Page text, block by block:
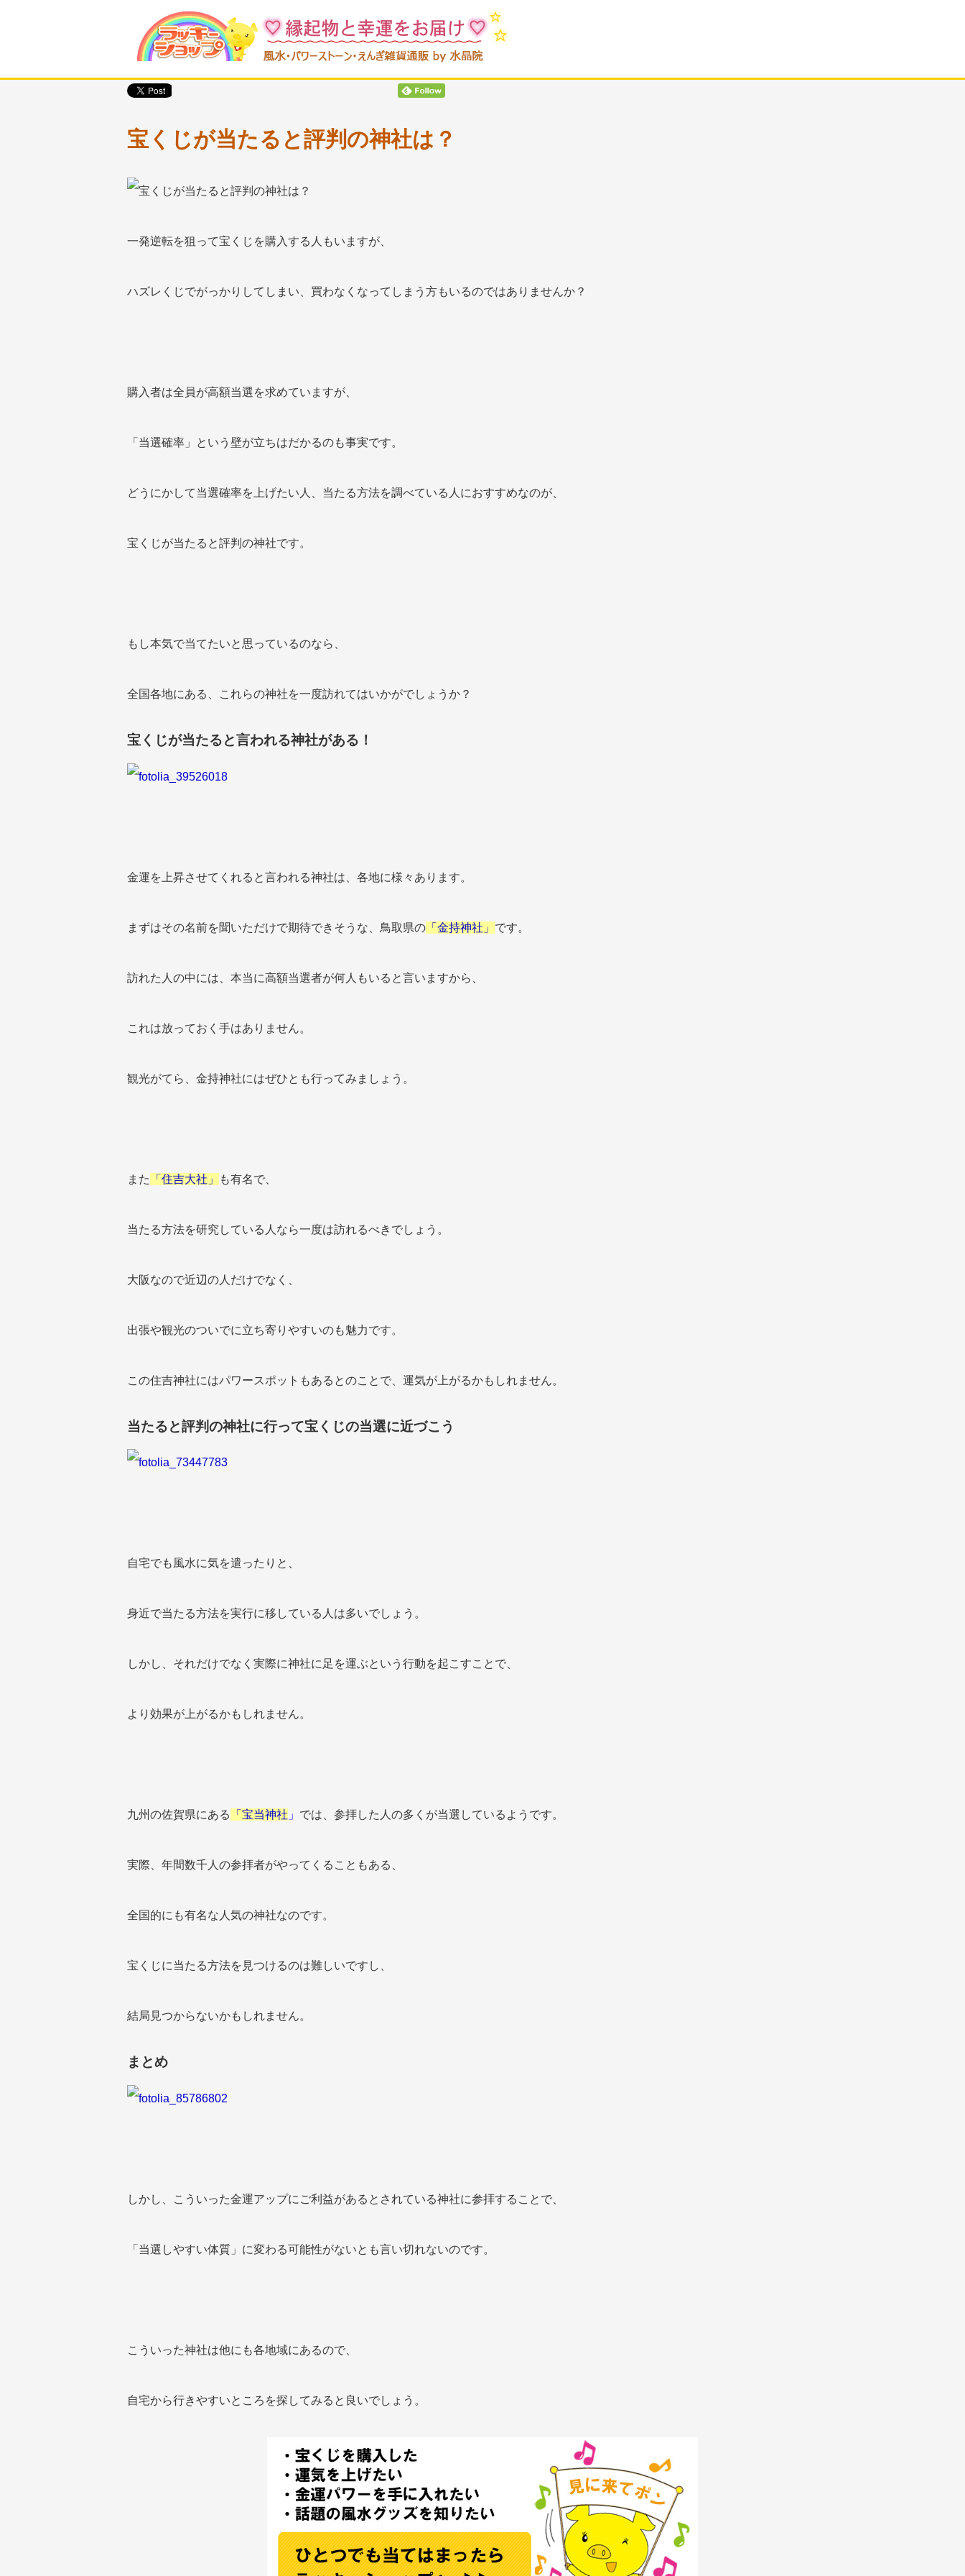
宝くじが当たると評判の神社は？
一発逆転を狙って宝くじを購入する人もいますが、
ハズレくじでがっかりしてしまい、買わなくなってしまう方もいるのではありませんか？
購入者は全員が高額当選を求めていますが、
「当選確率」という壁が立ちはだかるのも事実です。
どうにかして当選確率を上げたい人、当たる方法を調べている人におすすめなのが、
宝くじが当たると評判の神社です。
もし本気で当てたいと思っているのなら、
全国各地にある、これらの神社を一度訪れてはいかがでしょうか？
宝くじが当たると言われる神社がある！
金運を上昇させてくれると言われる神社は、各地に様々あります。
まずはその名前を聞いただけで期待できそうな、鳥取県の 「金持神社」 です。
訪れた人の中には、本当に高額当選者が何人もいると言いますから、
これは放っておく手はありません。
観光がてら、金持神社にはぜひとも行ってみましょう。
また 「住吉大社」 も有名で、
当たる方法を研究している人なら一度は訪れるべきでしょう。
大阪なので近辺の人だけでなく、
出張や観光のついでに立ち寄りやすいのも魅力です。
この住吉神社にはパワースポットもあるとのことで、運気が上がるかもしれません。
当たると評判の神社に行って宝くじの当選に近づこう
自宅でも風水に気を遣ったりと、
身近で当たる方法を実行に移している人は多いでしょう。
しかし、それだけでなく実際に神社に足を運ぶという行動を起こすことで、
より効果が上がるかもしれません。
九州の佐賀県にある 「宝当神社 」 では、参拝した人の多くが当選しているようです。
実際、年間数千人の参拝者がやってくることもある、
全国的にも有名な人気の神社なのです。
宝くじに当たる方法を見つけるのは難しいですし、
結局見つからないかもしれません。
まとめ
しかし、こういった金運アップにご利益があるとされている神社に参拝することで、
「当選しやすい体質」に変わる可能性がないとも言い切れないのです。
こういった神社は他にも各地域にあるので、
自宅から行きやすいところを探してみると良いでしょう。